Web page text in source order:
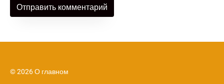
© 2026 О главном